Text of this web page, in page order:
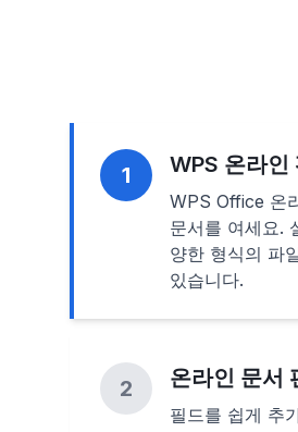
1 WPS 온라인
WPS Office 온
문서를 여세요.
양한 형식의 파
있습니다.
2 온라인 문서
필드를 쉽게 추